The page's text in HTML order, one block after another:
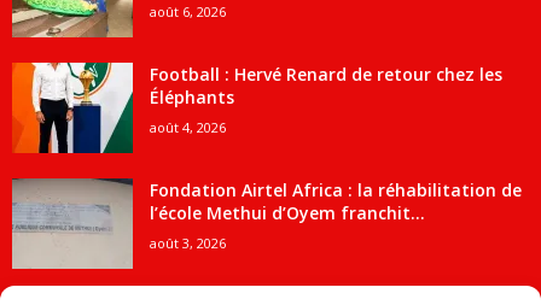
août 6, 2026
Football : Hervé Renard de retour chez les
Éléphants
août 4, 2026
Fondation Airtel Africa : la réhabilitation de
l’école Methui d’Oyem franchit...
août 3, 2026